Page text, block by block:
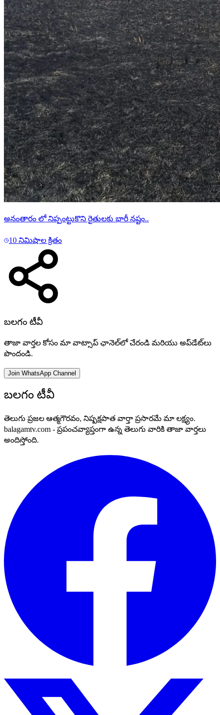
అనంతారం లో నిప్పంట్టుకొని రైతులకు భారీ నష్టం..
10 నిమిషాల క్రితం
బలగం టీవీ
తాజా వార్తల కోసం మా వాట్సాప్ ఛానెల్‌లో చేరండి మరియు అప్‌డేట్‌లు
పొందండి.
Join WhatsApp Channel
బలగం టీవీ
తెలుగు ప్రజల ఆత్మగౌరవం, నిష్పక్షపాత వార్తా ప్రసారమే మా లక్ష్యం.
balagamtv.com - ప్రపంచవ్యాప్తంగా ఉన్న తెలుగు వారికి తాజా వార్తలు
అందిస్తోంది.